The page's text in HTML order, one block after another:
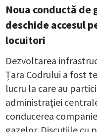
Noua conductă de
deschide accesul
locuitori
Dezvoltarea
Țara Codrului a fost
lucru la care au
administrației
conducerea